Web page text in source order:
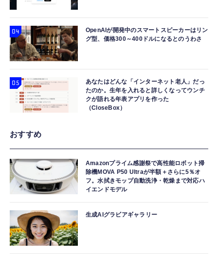
OpenAIが開発中のスマートスピーカーはリン
グ型、価格300～400ドルになるとのうわさ
あなたはどんな「インターネット老人」だっ
たのか。生年を入れると詳しくなってウンチ
クが語れる年表アプリを作った
（CloseBox）
おすすめ
Amazonプライム感謝祭で高性能ロボット掃
除機MOVA P50 Ultraが半額＋さらに5％オ
フ。水拭きモップ自動洗浄・乾燥まで対応ハ
イエンドモデル
生成AIグラビアギャラリー